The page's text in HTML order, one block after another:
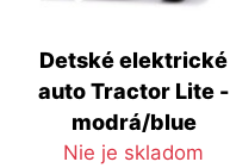
Detské elektrické
auto Tractor Lite -
modrá/blue
Nie je skladom